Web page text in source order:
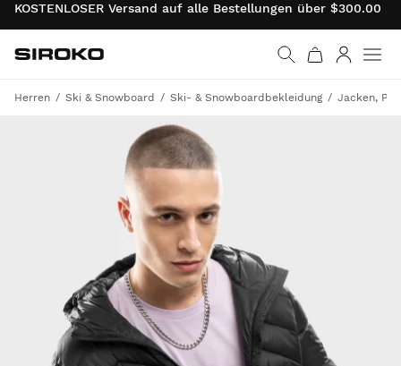
KOSTENLOSER Versand auf alle Bestellungen über $300.00
Weiter zur Startseite
Siroko.com
Herren Ski & Snowboard Ski- & Snowboardbekleidung Jacken,